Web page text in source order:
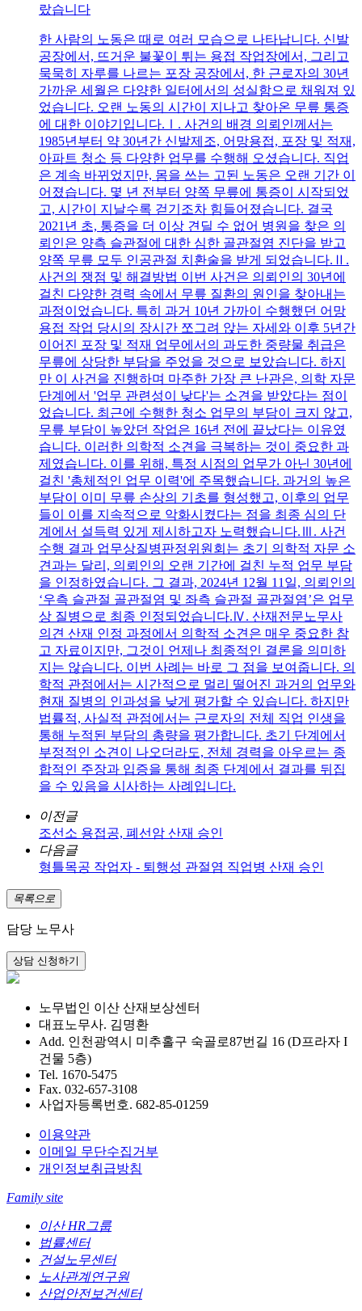
랐습니다
한 사람의 노동은 때로 여러 모습으로 나타납니다. 신발
공장에서, 뜨거운 불꽃이 튀는 용접 작업장에서, 그리고
묵묵히 자루를 나르는 포장 공장에서, 한 근로자의 30년
가까운 세월은 다양한 일터에서의 성실함으로 채워져 있
었습니다. 오랜 노동의 시간이 지나고 찾아온 무릎 통증
에 대한 이야기입니다.Ⅰ. 사건의 배경 의뢰인께서는
1985년부터 약 30년간 신발제조, 어망용접, 포장 및 적재,
아파트 청소 등 다양한 업무를 수행해 오셨습니다. 직업
은 계속 바뀌었지만, 몸을 쓰는 고된 노동은 오랜 기간 이
어졌습니다. 몇 년 전부터 양쪽 무릎에 통증이 시작되었
고, 시간이 지날수록 걷기조차 힘들어졌습니다. 결국
2021년 초, 통증을 더 이상 견딜 수 없어 병원을 찾은 의
뢰인은 양측 슬관절에 대한 심한 골관절염 진단을 받고
양쪽 무릎 모두 인공관절 치환술을 받게 되었습니다.Ⅱ.
사건의 쟁점 및 해결방법 이번 사건은 의뢰인의 30년에
걸친 다양한 경력 속에서 무릎 질환의 원인을 찾아내는
과정이었습니다. 특히 과거 10년 가까이 수행했던 어망
용접 작업 당시의 장시간 쪼그려 앉는 자세와 이후 5년간
이어진 포장 및 적재 업무에서의 과도한 중량물 취급은
무릎에 상당한 부담을 주었을 것으로 보았습니다. 하지
만 이 사건을 진행하며 마주한 가장 큰 난관은, 의학 자문
단계에서 '업무 관련성이 낮다'는 소견을 받았다는 점이
었습니다. 최근에 수행한 청소 업무의 부담이 크지 않고,
무릎 부담이 높았던 작업은 16년 전에 끝났다는 이유였
습니다. 이러한 의학적 소견을 극복하는 것이 중요한 과
제였습니다. 이를 위해, 특정 시점의 업무가 아닌 30년에
걸친 '총체적인 업무 이력'에 주목했습니다. 과거의 높은
부담이 이미 무릎 손상의 기초를 형성했고, 이후의 업무
들이 이를 지속적으로 악화시켰다는 점을 최종 심의 단
계에서 설득력 있게 제시하고자 노력했습니다.Ⅲ. 사건
수행 결과 업무상질병판정위원회는 초기 의학적 자문 소
견과는 달리, 의뢰인의 오랜 기간에 걸친 누적 업무 부담
을 인정하였습니다. 그 결과, 2024년 12월 11일, 의뢰인의
‘우측 슬관절 골관절염 및 좌측 슬관절 골관절염’은 업무
상 질병으로 최종 인정되었습니다.Ⅳ. 산재전문노무사
의견 산재 인정 과정에서 의학적 소견은 매우 중요한 참
고 자료이지만, 그것이 언제나 최종적인 결론을 의미하
지는 않습니다. 이번 사례는 바로 그 점을 보여줍니다. 의
학적 관점에서는 시간적으로 멀리 떨어진 과거의 업무와
현재 질병의 인과성을 낮게 평가할 수 있습니다. 하지만
법률적, 사실적 관점에서는 근로자의 전체 직업 인생을
통해 누적된 부담의 총량을 평가합니다. 초기 단계에서
부정적인 소견이 나오더라도, 전체 경력을 아우르는 종
합적인 주장과 입증을 통해 최종 단계에서 결과를 뒤집
을 수 있음을 시사하는 사례입니다.
이전글
조선소 용접공, 폐선암 산재 승인
다음글
형틀목공 작업자 - 퇴행성 관절염 직업병 산재 승인
목록으로
담당 노무사
노무법인 이산 산재보상센터
대표노무사. 김명환
Add. 인천광역시 미추홀구 숙골로87번길 16 (D프라자 I
건물 5층)
Tel. 1670-5475
Fax. 032-657-3108
사업자등록번호. 682-85-01259
이용약관
이메일 무단수집거부
개인정보취급방침
Family site
이산 HR그룹
법률센터
건설노무센터
노사관계연구원
산업안전보건센터